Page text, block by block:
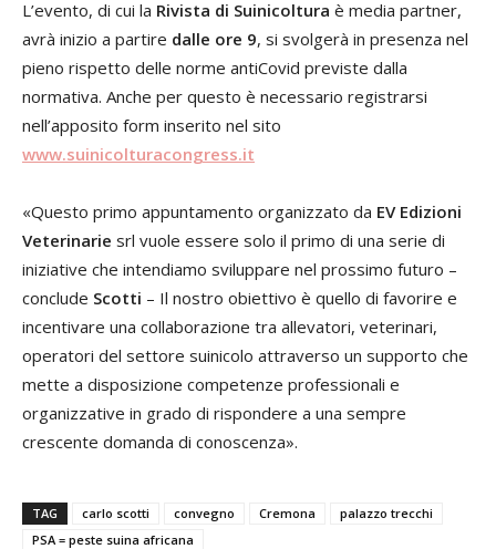
L’evento, di cui la Rivista di Suinicoltura è media partner,
avrà inizio a partire dalle ore 9, si svolgerà in presenza nel
pieno rispetto delle norme antiCovid previste dalla
normativa. Anche per questo è necessario registrarsi
nell’apposito form inserito nel sito
www.suinicolturacongress.it
«Questo primo appuntamento organizzato da EV Edizioni
Veterinarie srl vuole essere solo il primo di una serie di
iniziative che intendiamo sviluppare nel prossimo futuro –
conclude Scotti – Il nostro obiettivo è quello di favorire e
incentivare una collaborazione tra allevatori, veterinari,
operatori del settore suinicolo attraverso un supporto che
mette a disposizione competenze professionali e
organizzative in grado di rispondere a una sempre
crescente domanda di conoscenza».
TAG carlo scotti convegno Cremona
palazzo trecchi
PSA = peste suina africana